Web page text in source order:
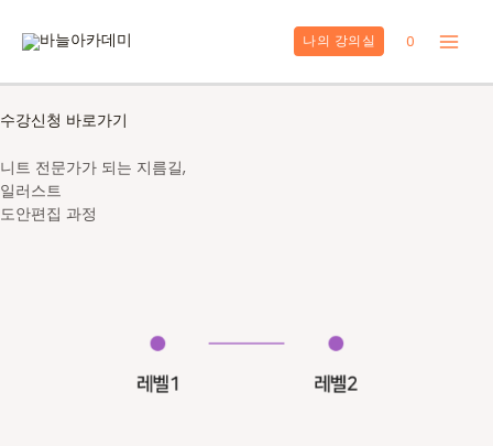
로
너
기
나의 강의실 0
수강신청 바로가기
니트 전문가가 되는 지름길,
일러스트
도안편집 과정